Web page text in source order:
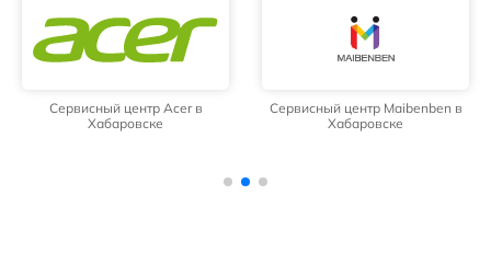
Сервисный центр Acer в
Хабаровске
Сервисный центр Maibenben в
Хабаровске